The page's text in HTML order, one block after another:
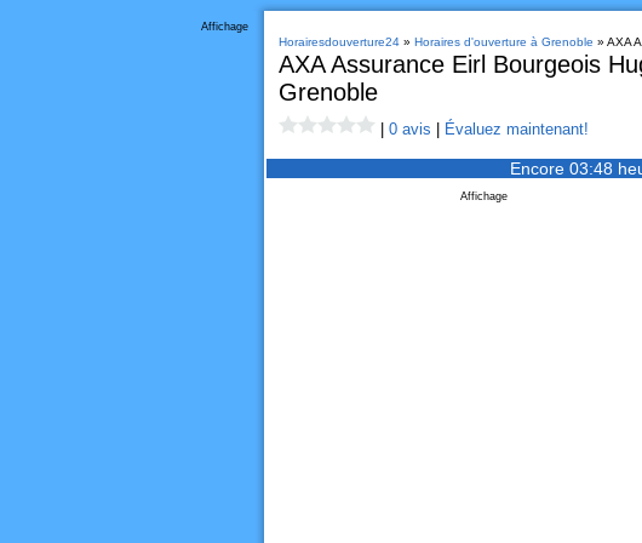
Affichage
Horairesdouverture24» Horaires d'ouverture à Grenoble » AXA
AXA Assurance Eirl Bourgeois
Grenoble
0 avis Évaluez maintenant!
Encore 03:48
Affichage